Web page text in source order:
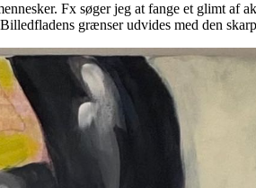
Fx søger jeg at fange et glimt af
grænser udvides med den